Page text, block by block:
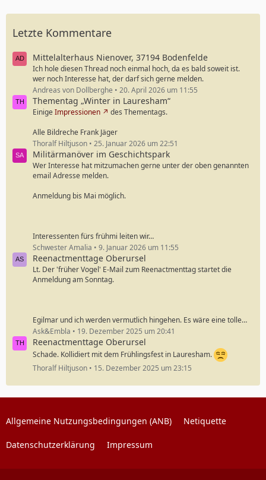
Letzte Kommentare
Mittelalterhaus Nienover, 37194 Bodenfelde
Ich hole diesen Thread noch einmal hoch, da es bald soweit ist.
wer noch Interesse hat, der darf sich gerne melden.
Andreas von Dollberghe
20. April 2026 um 11:55
Thementag „Winter in Lauresham“
EinigeImpressionen
des Thementags.
Alle Bildreche Frank Jäger
Thoralf Hiltjuson
25. Januar 2026 um 22:51
Militärmanöver im Geschichtspark
Wer Interesse hat mitzumachen gerne unter der oben genannten
email Adresse melden.
Anmeldung bis Mai möglich.
Interessenten fürs frühmi leiten wir…
Schwester Amalia
9. Januar 2026 um 11:55
Reenactmenttage Oberursel
Lt. Der 'früher Vogel' E-Mail zum Reenactmenttag startet die
Anmeldung am Sonntag.
Egilmar und ich werden vermutlich hingehen. Es wäre eine tolle…
Ask&Embla
19. Dezember 2025 um 20:41
Reenactmenttage Oberursel
Schade. Kollidiert mit dem Frühlingsfest in Lauresham.
Thoralf Hiltjuson
15. Dezember 2025 um 23:15
Allgemeine Nutzungsbedingungen (ANB) Netiquette
Datenschutzerklärung Impressum